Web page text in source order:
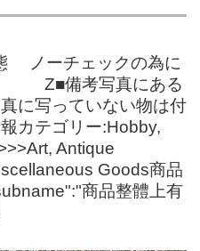
ノーチェックの為に
Z■備考写真にある
に写っていない物は付
カテゴリー:Hobby,
Antique
Goods商品
商品整體上有